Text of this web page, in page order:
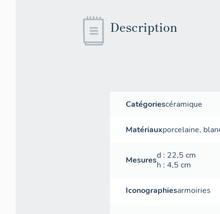
Description
Catégoriescéramique
Matériauxporcelaine,
Mesuresd : 22,5 cm
h : 4,5 cm
Iconographiesarmoiries